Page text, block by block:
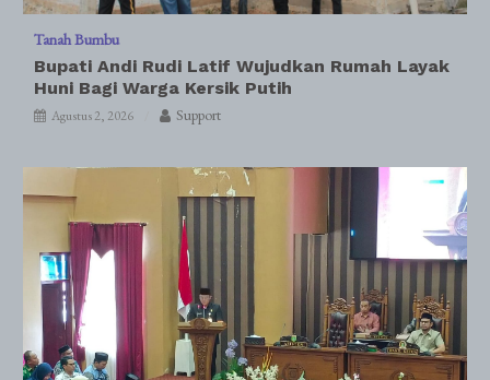
Tanah Bumbu
Bupati Andi Rudi Latif Wujudkan Rumah Layak
Huni Bagi Warga Kersik Putih
Agustus 2, 2026 Support